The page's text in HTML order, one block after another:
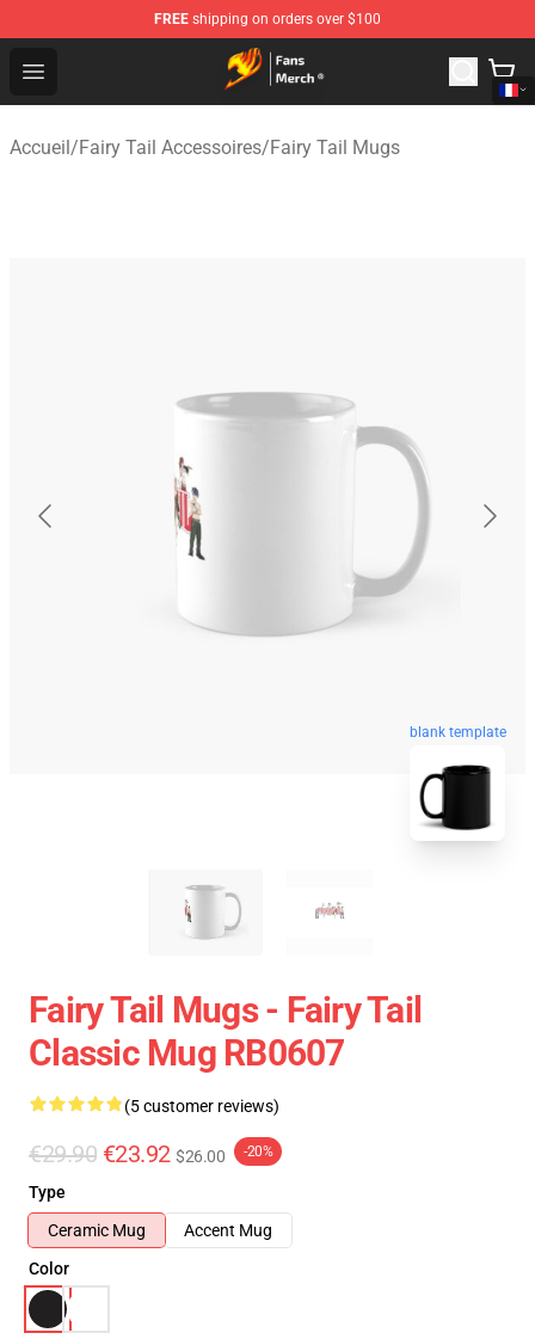
FREE shipping on orders over $100
Open menu
Fairy Tail Store - Official Fairy Tail Merchandise Shop
Accueil/Fairy Tail Accessoires/Fairy Tail Mugs
blank template
Fairy Tail Mugs - Fairy Tail
Classic Mug RB0607
(5 customer reviews)
€29.90 €23.92 $26.00 -20%
Type
Ceramic Mug
Accent Mug
Color